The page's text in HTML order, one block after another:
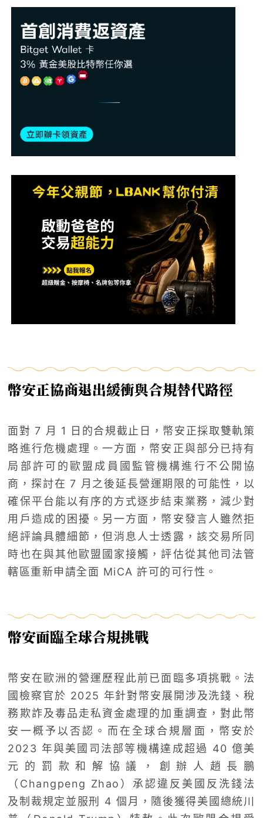
幣安正協商退出緩衝與合規替代路徑
面對 7 月 1 日的合規截止日，幣安正採取雙軌策
略進行危機處理。一方面，幣安正與部分已持有
局部許可的歐盟成員國監管機構進行不公開協
商，探討在 7 月之後延長營運期限的可能性，以
確保平台能以有序的方式逐步結束業務，減少對
用戶造成的困擾。另一方面，幣安發言人雖然拒
絕評論具體細節，但消息人士透露，該交易所同
時也在與其他歐盟國家接觸，評估從其他司法管
轄區重新申請全面 MiCA 許可的可行性。
幣安面臨全球合規挑戰
幣安在歐洲的營運歷程此前已面臨多項挑戰。法
國檢察官於 2025 年針對幣安展開涉及洗錢、稅
務欺詐及毒品走私資金處理的加重調查，對此幣
安一概予以否認。而在全球合規層面，幣安於
2023 年與美國司法部等機構達成超過 40 億美
元的罰款和解協議，創辦人趙長鵬
（Changpeng Zhao）承認違反美國反洗錢法
及制裁規定並服刑 4 個月，隨後獲得美國總統川